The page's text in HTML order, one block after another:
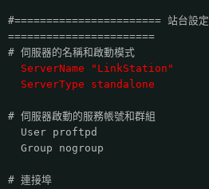
#======================= 站台設定
=======================
# 伺服器的名稱和啟動模式
ServerName "LinkStation"
ServerType standalone
# 伺服器啟動的服務帳號和群組
User proftpd
Group nogroup
# 連接埠